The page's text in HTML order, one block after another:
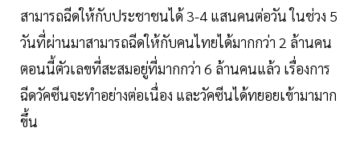
สามารถฉีดให้กับประชาชนได้ 3-4 แสนคนต่อวัน ในช่วง 5
วันที่ผ่านมาสามารถฉีดให้กับคนไทยได้มากกว่า 2 ล้านคน
ตอนนี้ตัวเลขที่สะสมอยู่ที่มากกว่า 6 ล้านคนแล้ว เรื่องการ
ฉีดวัคซีนจะทำอย่างต่อเนื่อง และวัคซีนได้ทยอยเข้ามามาก
ขึ้น